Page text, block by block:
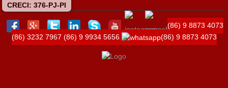
CRECI: 376-PJ-PI
(86) 9 8873 4073
(86) 3232 7967 (86) 9 9934 5656 (86) 9 8873 4073